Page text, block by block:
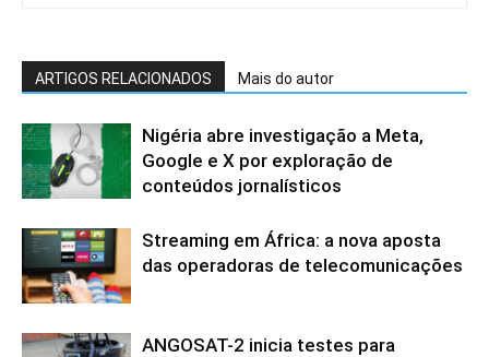
ARTIGOS RELACIONADOS Mais do autor
Nigéria abre investigação a Meta,
Google e X por exploração de
conteúdos jornalísticos
Streaming em África: a nova aposta
das operadoras de telecomunicações
ANGOSAT-2 inicia testes para